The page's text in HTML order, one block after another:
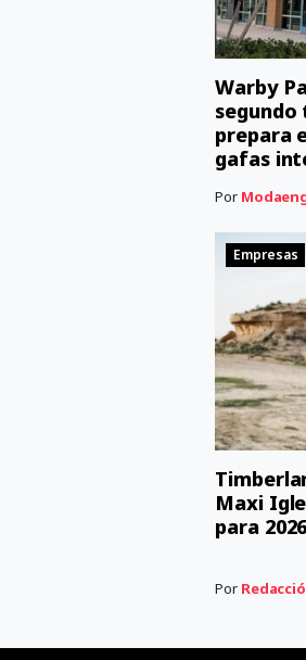
Warby
prepara
gafas
Por
Empresas
Maxi
para 2026
Por